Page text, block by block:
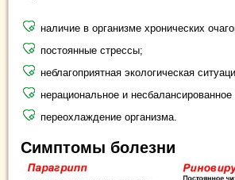
наличие в организме хронических
постоянные стрессы;
неблагоприятная экологическая
нерациональное и несбалансированное
переохлаждение организма.
Симптомы болезни